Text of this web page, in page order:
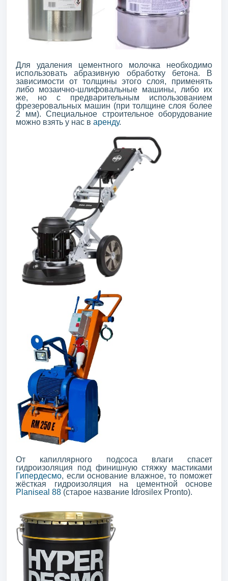
Для удаления цементного молочка необходимо
использовать абразивную обработку бетона. В
зависимости от толщины этого слоя, применять
либо мозаично-шлифовальные машины, либо их
же, но с предварительным использованием
фрезеровальных машин (при толщине слоя более
2 мм). Специальное строительное оборудование
можно взять у нас в аренду.
От капиллярного подсоса влаги спасет
гидроизоляция под финишную стяжку мастиками
Гипердесмо, если основание влажное, то поможет
жёсткая гидроизоляция на цементной основе
Planiseal 88 (старое название Idrosilex Pronto).